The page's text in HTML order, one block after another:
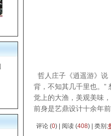
哲人庄子《逍遥游》说
背，不知其几千里也。”
觉上的大渔，美观美味
前身是艺鼎设计十余年
评论 (0) | 阅读 (408) | 类别: